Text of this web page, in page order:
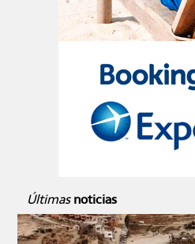
Últimas noticias